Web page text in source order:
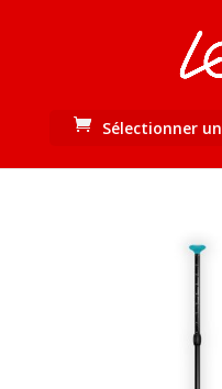
Sélectionner